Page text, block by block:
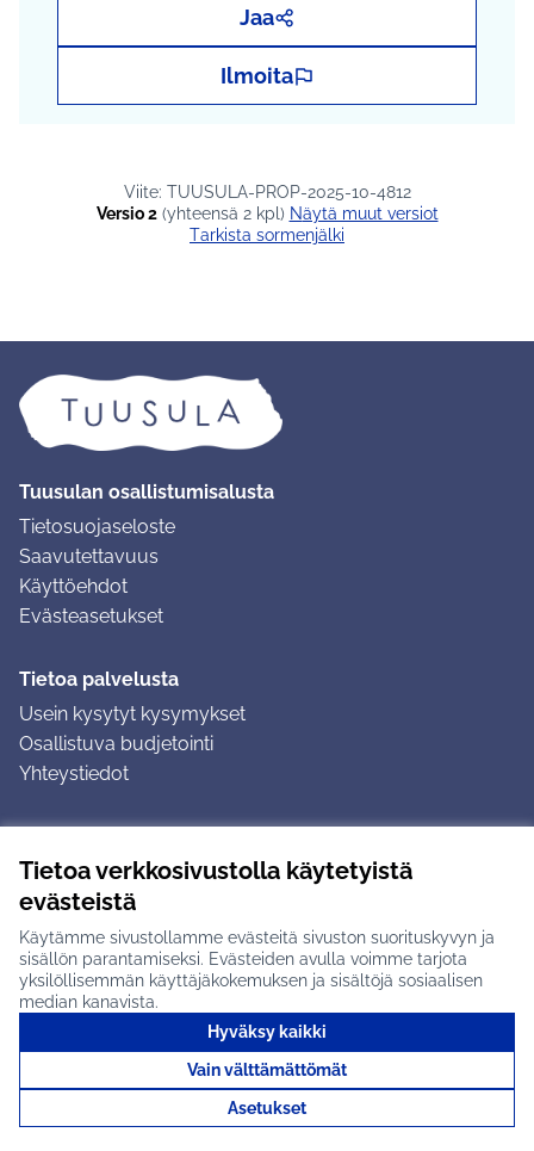
Tietoa verkkosivustolla käytetyistä
evästeistä
Käytämme sivustollamme evästeitä sivuston suorituskyvyn ja
sisällön parantamiseksi. Evästeiden avulla voimme tarjota
yksilöllisemmän käyttäjäkokemuksen ja sisältöjä sosiaalisen
median kanavista.
Hyväksy kaikki
Vain välttämättömät
Asetukset
Jaa
Ilmoita
Viite: TUUSULA-PROP-2025-10-4812
Versio 2(yhteensä 2 kpl)
näytä muut versiot
Tarkista sormenjälki
Tuusulan osallistumisalusta
Tietosuojaseloste
Saavutettavuus
Käyttöehdot
Evästeasetukset
Tietoa palvelusta
Usein kysytyt kysymykset
Osallistuva budjetointi
Yhteystiedot
Ohjeet kirjautumiseen
Ohjeet kommentin jättämiseen
Creative Commons -lisenssi
(Ulkoinen linkki)Verkkosivusto luotuvapaan ohjelmiston
Tuusulan osallistumisalusta X-palvelussa
(Ulkoinen linkki)